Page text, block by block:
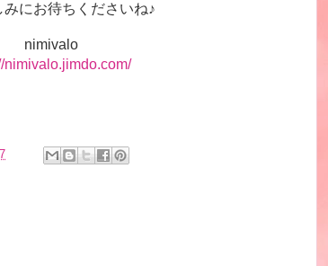
みにお待ちくださいね♪
nimivalo
nimivalo.jimdo.com/